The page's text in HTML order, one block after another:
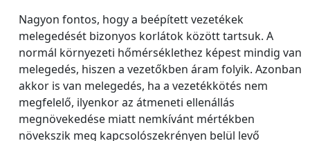
Nagyon fontos, hogy a beépített vezetékek
melegedését bizonyos korlátok között tartsuk. A
normál környezeti hőmérséklethez képest mindig van
melegedés, hiszen a vezetőkben áram folyik. Azonban
akkor is van melegedés, ha a vezetékkötés nem
megfelelő, ilyenkor az átmeneti ellenállás
megnövekedése miatt nemkívánt mértékben
növekszik meg kapcsolószekrényen belül levő